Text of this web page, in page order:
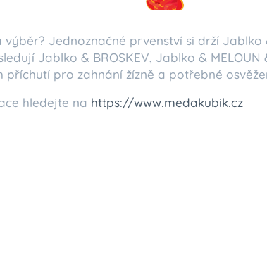
Jednoznačné prvenství si drží Jablko
Jablko & BROSKEV, Jablko &
příchutí pro zahnání žízně a potřebné
hledejte na https://www.medakubik.cz